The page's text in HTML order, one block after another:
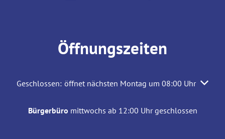
Öffnungszeiten
Klicken, um weitere Öffnungs- oder Schließzeiten
Geschlossen: öffnet nächsten Montag um 08:00 Uhr
Bürgerbüro mittwochs ab 12:00 Uhr geschlossen